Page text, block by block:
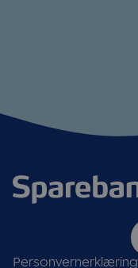
Personvernerklæring